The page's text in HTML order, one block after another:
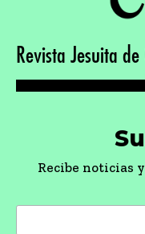
Revista Jesuita de
Recibe noticias